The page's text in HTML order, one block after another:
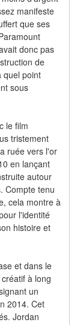
manifeste
que ses
donc pas
de
quel point
sous
le film
tristement
ruée vers l'or
en lançant
autour
Compte tenu
cela montre à
l'identité
histoire et
et dans le
à long
un
2014. Cet
Jordan